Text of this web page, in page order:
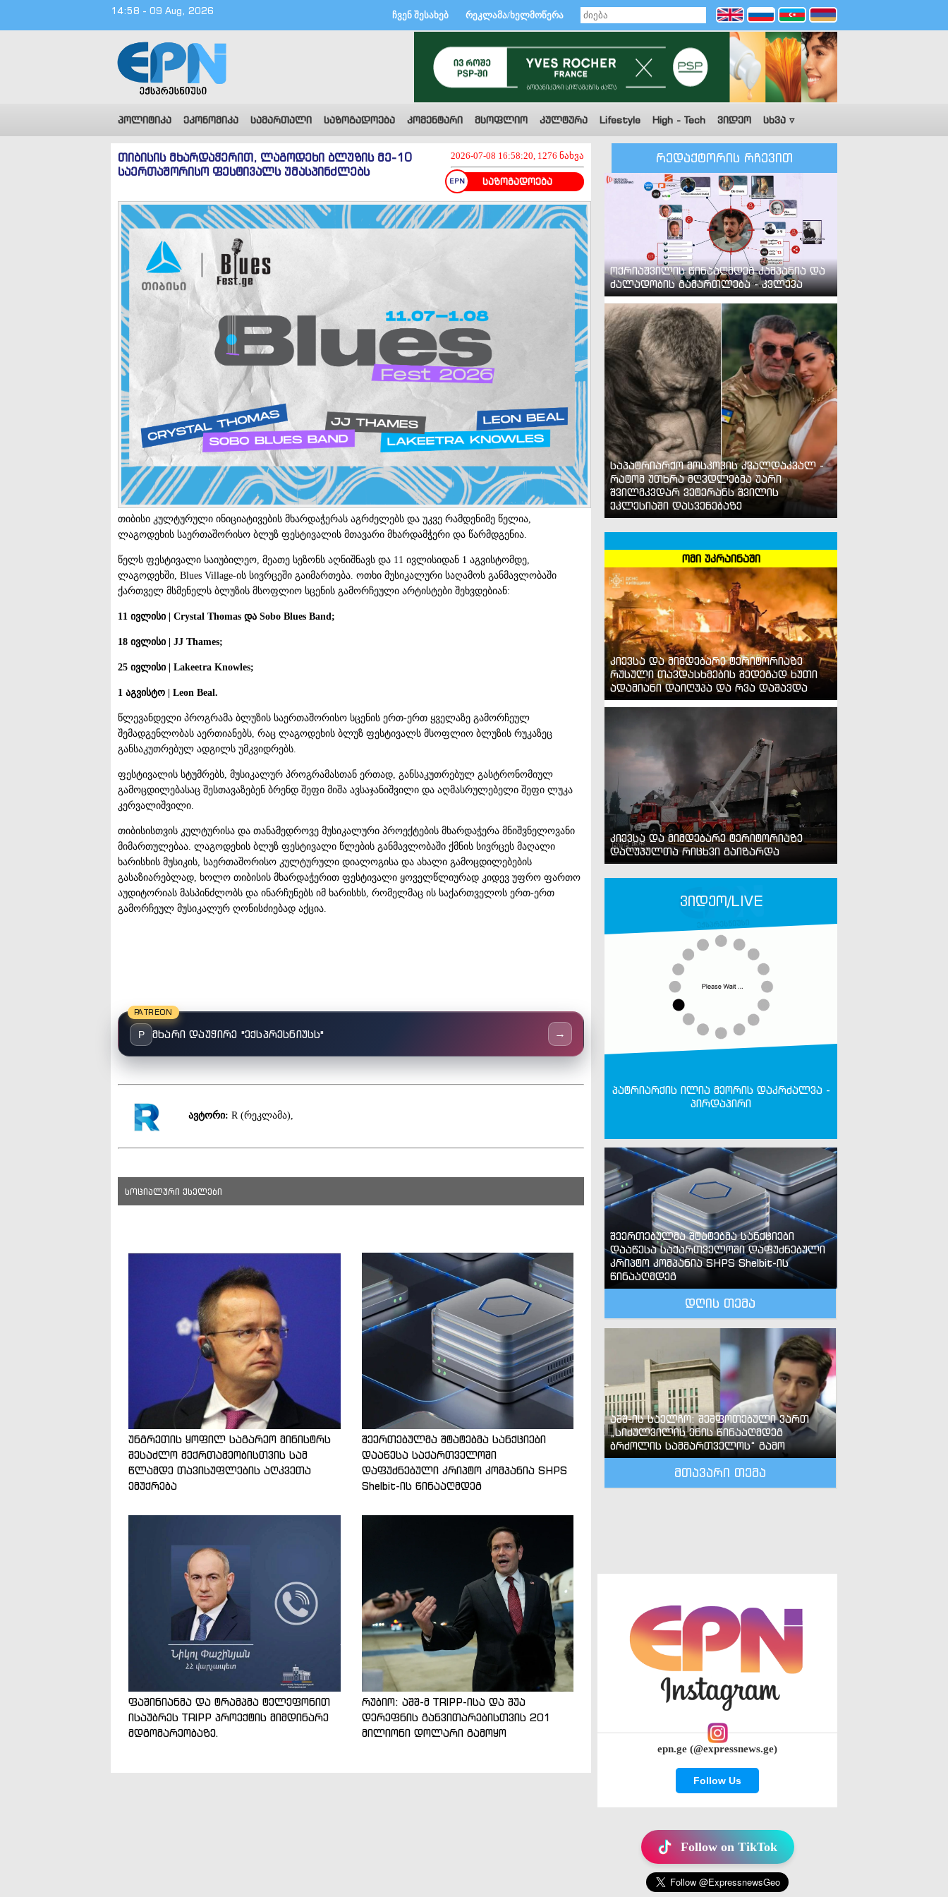
14:58 - 09 Aug, 2026 ჩვენ შესახებ რეკლამა/ხელმოწერა
პოლიტიკა ეკონომიკა სამართალი საზოგადოება კომენტარი მსოფლიო კულტურა Lifestyle High - Tech ვიდეო სხვა ▿
2026-07-08 16:58:20, 1276 ნახვა
საზოგადოება
თიბისის მხარდაჭერით, ლაგოდეხი ბლუზის მე-10
საერთაშორისო ფესტივალს უმასპინძლებს
თიბისი კულტურული ინიციატივების მხარდაჭერას აგრძელებს და უკვე რამდენიმე წელია,
ლაგოდეხის საერთაშორისო ბლუზ ფესტივალის მთავარი მხარდამჭერი და წარმდგენია.
წელს ფესტივალი საიუბილეო, მეათე სეზონს აღნიშნავს და 11 ივლისიდან 1 აგვისტომდე,
ლაგოდეხში, Blues Village-ის სივრცეში გაიმართება. ოთხი მუსიკალური საღამოს განმავლობაში
ქართველ მსმენელს ბლუზის მსოფლიო სცენის გამორჩეული არტისტები შეხვდებიან:
11 ივლისი | Crystal Thomas და Sobo Blues Band;
18 ივლისი | JJ Thames;
25 ივლისი | Lakeetra Knowles;
1 აგვისტო | Leon Beal.
წლევანდელი პროგრამა ბლუზის საერთაშორისო სცენის ერთ-ერთ ყველაზე გამორჩეულ
შემადგენლობას აერთიანებს, რაც ლაგოდეხის ბლუზ ფესტივალს მსოფლიო ბლუზის რუკაზეც
განსაკუთრებულ ადგილს უმკვიდრებს.
ფესტივალის სტუმრებს, მუსიკალურ პროგრამასთან ერთად, განსაკუთრებულ გასტრონომიულ
გამოცდილებასაც შესთავაზებენ ბრენდ შეფი მიშა ავსაჯანიშვილი და აღმასრულებელი შეფი ლუკა
კერვალიშვილი.
თიბისისთვის კულტურისა და თანამედროვე მუსიკალური პროექტების მხარდაჭერა მნიშვნელოვანი
მიმართულებაა. ლაგოდეხის ბლუზ ფესტივალი წლების განმავლობაში ქმნის სივრცეს მაღალი
ხარისხის მუსიკის, საერთაშორისო კულტურული დიალოგისა და ახალი გამოცდილებების
გასაზიარებლად, ხოლო თიბისის მხარდაჭერით ფესტივალი ყოველწლიურად კიდევ უფრო ფართო
აუდიტორიას მასპინძლობს და ინარჩუნებს იმ ხარისხს, რომელმაც ის საქართველოს ერთ-ერთ
გამორჩეულ მუსიკალურ ღონისძიებად აქცია.
PATREON
P მხარი დაუჭირე "ექსპრესნიუსს" →
ავტორი: R (რეკლამა),
სოციალური ქსელები
უნგრეთის ყოფილ საგარეო მინისტრს
შესაძლო მექრთამეობისთვის სამ
წლამდე თავისუფლების აღკვეთა
ემუქრება
შეერთებულმა შტატებმა სანქციები
დააწესა საქართველოში
დაფუძნებული კრიპტო კომპანია SHPS
Shelbit-ის წინააღმდეგ
ფაშინიანმა და ტრამპმა ტელეფონით
ისაუბრეს TRIPP პროექტის მიმდინარე
მდგომარეობაზე.
რუბიო: აშშ-მ TRIPP-ისა და შუა
დერეფნის განვითარებისთვის 201
მილიონი დოლარი გამოყო
რედაქტორის რჩევით
ოქრიაშვილის წინააღმდეგ კამპანია და
ძალადობის გამართლება - კვლევა
საპატრიარქო მოსკოვის კვალდაკვალ -
რატომ უთხრა მღვდლებმა უარი
შვილმკვდარ ვეტერანს შვილის
ეკლესიაში დასვენებაზე
ომი უკრაინაში
კიევსა და მიმდებარე ტერიტორიაზე
რუსული თავდასხმების შედეგად ხუთი
ადამიანი დაიღუპა და რვა დაშავდა
კიევსა და მიმდებარე ტერიტორიაზე
დაღუპულთა რიცხვი გაიზარდა
ვიდეო/LIVE
პატრიარქის ილია მეორის დაკრძალვა -
პირდაპირი
შეერთებულმა შტატებმა სანქციები
დააწესა საქართველოში დაფუძნებული
კრიპტო კომპანია SHPS Shelbit-ის
წინააღმდეგ
დღის თემა
აშშ-ის საელჩო: შეშფოთებული ვართ
„სიძულვილის ენის წინააღმდეგ
ბრძოლის სამმართველოს“ გამო
მთავარი თემა
epn.ge (@expressnews.ge)
Follow Us
Follow on TikTok